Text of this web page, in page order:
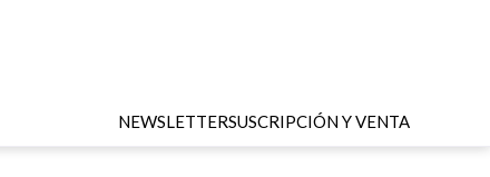
NEWSLETTERSUSCRIPCIÓN Y VENTA